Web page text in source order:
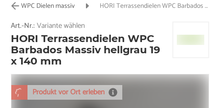
WPC Dielen massiv HORI Terrassendielen WPC Barbados Massiv hellgrau 19 x 140 mm
Produkt vor Ort erleben
Art.-Nr.:Variante wählen
HORI Terrassendielen WPC
Barbados Massiv hellgrau 19
x 140 mm